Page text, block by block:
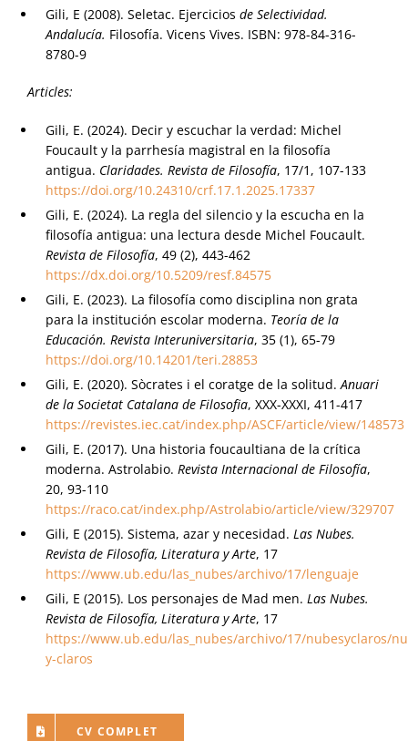
Gili, E (2008). Seletac. Ejercicios de Selectividad.
Andalucía. Filosofía. Vicens Vives. ISBN: 978-84-316-
8780-9
Articles:
Gili, E. (2024). Decir y escuchar la verdad: Michel
Foucault y la parrhesía magistral en la filosofía
antigua. Claridades. Revista de Filosofía, 17/1, 107-133
https://doi.org/10.24310/crf.17.1.2025.17337
Gili, E. (2024). La regla del silencio y la escucha en la
filosofía antigua: una lectura desde Michel Foucault.
Revista de Filosofía, 49 (2), 443-462
https://dx.doi.org/10.5209/resf.84575
Gili, E. (2023). La filosofía como disciplina non grata
para la institución escolar moderna. Teoría de la
Educación. Revista Interuniversitaria, 35 (1), 65-79
https://doi.org/10.14201/teri.28853
Gili, E. (2020). Sòcrates i el coratge de la solitud.Anuari
de la Societat Catalana de Filosofia, XXX-XXXI, 411-417
https://revistes.iec.cat/index.php/ASCF/article/view/148573
Gili, E. (2017). Una historia foucaultiana de la crítica
moderna. Astrolabio. Revista Internacional de Filosofía,
20, 93-110
https://raco.cat/index.php/Astrolabio/article/view/329707
Gili, E (2015). Sistema, azar y necesidad. Las Nubes.
Revista de Filosofía, Literatura y Arte, 17
https://www.ub.edu/las_nubes/archivo/17/lenguaje
Gili, E (2015). Los personajes de Mad men. Las Nubes.
Revista de Filosofía, Literatura y Arte, 17
https://www.ub.edu/las_nubes/archivo/17/nubesyclaros/
y-claros
CV COMPLET